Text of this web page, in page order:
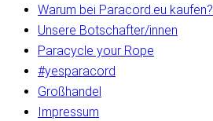
Warum bei Paracord.eu kaufen?
Unsere Botschafter/innen
Paracycle your Rope
#yesparacord
Großhandel
Impressum